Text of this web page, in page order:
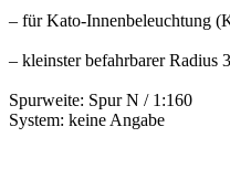
– für Kato-Innenbeleuchtung
– kleinster befahrbarer Radius
Spurweite: Spur N / 1:160
System: keine Angabe